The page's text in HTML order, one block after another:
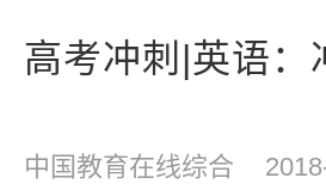
高考冲刺|英语：
中国教育在线综合